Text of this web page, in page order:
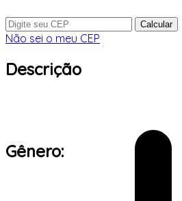
Calcular
Não sei o meu CEP
Descrição
Gênero: